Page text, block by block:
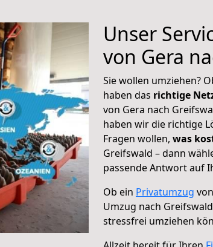
Unser
von Gera
Sie wollen umziehen?
haben das richtige
von Gera nach
haben wir die richtige
Fragen wollen, was
Greifswald – dann
passende Antwort auf
Ob ein Privatumzug
Umzug nach
stressfrei umziehen